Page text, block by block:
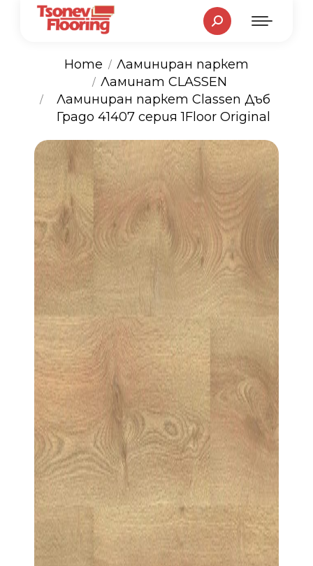
Search:
You are here:
Home
Ламиниран паркет
Ламинат CLASSEN
Ламиниран паркет Classen Дъб
Градо 41407 серия 1Floor Original